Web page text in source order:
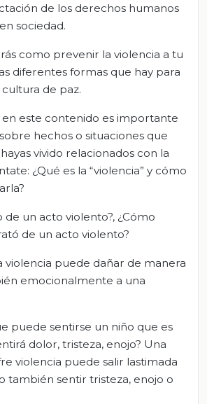
de los derechos humanos
sociedad.
como prevenir la violencia a tu
diferentes formas que hay para
de paz.
este contenido es importante
hechos o situaciones que
vivido relacionados con la
¿Qué es la “violencia” y cómo
de un acto violento?, ¿Cómo
de un acto violento?
violencia puede dañar de manera
emocionalmente a una
puede sentirse un niño que es
dolor, tristeza, enojo? Una
violencia puede salir lastimada
también sentir tristeza, enojo o